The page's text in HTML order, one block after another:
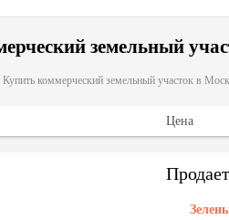
земельный
Купить коммерческий земельный участок в
Цена